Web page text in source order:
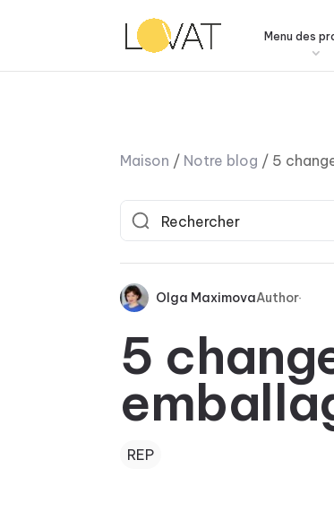
Menu des
Maison / Notre blog / 5
Olga MaximovaAuthor
5
REP